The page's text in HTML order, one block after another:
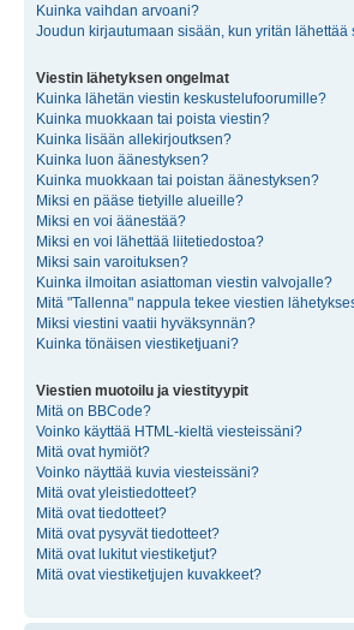
Kuinka vaihdan arvoani?
Joudun kirjautumaan sisään, kun yritän lähettää
Viestin lähetyksen ongelmat
Kuinka lähetän viestin keskustelufoorumille?
Kuinka muokkaan tai poista viestin?
Kuinka lisään allekirjoutksen?
Kuinka luon äänestyksen?
Kuinka muokkaan tai poistan äänestyksen?
Miksi en pääse tietyille alueille?
Miksi en voi äänestää?
Miksi en voi lähettää liitetiedostoa?
Miksi sain varoituksen?
Kuinka ilmoitan asiattoman viestin valvojalle?
Mitä "Tallenna" nappula tekee viestien
Miksi viestini vaatii hyväksynnän?
Kuinka tönäisen viestiketjuani?
Viestien muotoilu ja viestityypit
Mitä on BBCode?
Voinko käyttää HTML-kieltä viesteissäni?
Mitä ovat hymiöt?
Voinko näyttää kuvia viesteissäni?
Mitä ovat yleistiedotteet?
Mitä ovat tiedotteet?
Mitä ovat pysyvät tiedotteet?
Mitä ovat lukitut viestiketjut?
Mitä ovat viestiketjujen kuvakkeet?